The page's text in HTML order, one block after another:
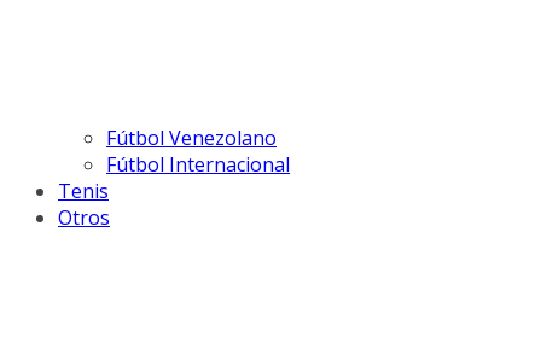
Fútbol Venezolano
Fútbol Internacional
Tenis
Otros